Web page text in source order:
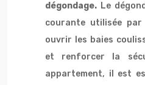
dégondage. Le
courante utilisée
ouvrir les baies
et renforcer la
appartement, il est